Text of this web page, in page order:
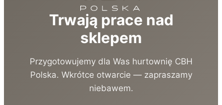
Trwają prace nad
sklepem
Przygotowujemy dla Was hurtownię CBH
Polska. Wkrótce otwarcie — zapraszamy
niebawem.